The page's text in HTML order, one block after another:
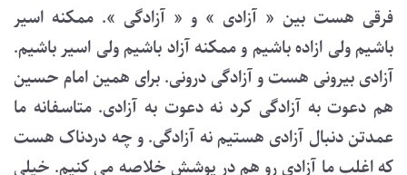
فرقی هست بین « آزادی » و « آزادگی ». ممکنه اسیر
باشیم ولی ازاده باشیم و ممکنه آزاد باشیم ولی اسیر باشیم.
آزادی بیرونی هست و آزادگی درونی. برای همین امام حسین
هم دعوت به آزادگی کرد نه دعوت به آزادی. متاسفانه ما
عمدتن دنبال آزادی هستیم نه آزادگی. و چه دردناک هست
که اغلب ما آزادی رو هم در پوشش خلاصه می کنیم. خیلی